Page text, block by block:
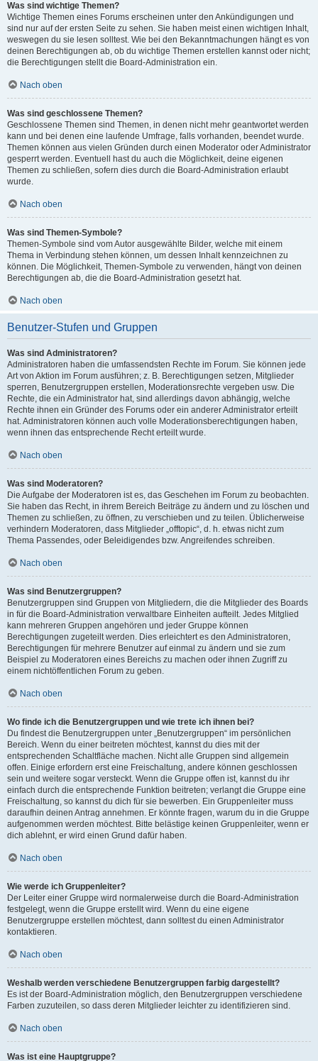
Was sind wichtige Themen?
Wichtige Themen eines Forums erscheinen unter den Ankündigungen und
sind nur auf der ersten Seite zu sehen. Sie haben meist einen wichtigen Inhalt,
weswegen du sie lesen solltest. Wie bei den Bekanntmachungen hängt es von
deinen Berechtigungen ab, ob du wichtige Themen erstellen kannst oder nicht;
die Berechtigungen stellt die Board-Administration ein.
Nach oben
Was sind geschlossene Themen?
Geschlossene Themen sind Themen, in denen nicht mehr geantwortet werden
kann und bei denen eine laufende Umfrage, falls vorhanden, beendet wurde.
Themen können aus vielen Gründen durch einen Moderator oder Administrator
gesperrt werden. Eventuell hast du auch die Möglichkeit, deine eigenen
Themen zu schließen, sofern dies durch die Board-Administration erlaubt
wurde.
Nach oben
Was sind Themen-Symbole?
Themen-Symbole sind vom Autor ausgewählte Bilder, welche mit einem
Thema in Verbindung stehen können, um dessen Inhalt kennzeichnen zu
können. Die Möglichkeit, Themen-Symbole zu verwenden, hängt von deinen
Berechtigungen ab, die die Board-Administration gesetzt hat.
Nach oben
Benutzer-Stufen und Gruppen
Was sind Administratoren?
Administratoren haben die umfassendsten Rechte im Forum. Sie können jede
Art von Aktion im Forum ausführen; z. B. Berechtigungen setzen, Mitglieder
sperren, Benutzergruppen erstellen, Moderationsrechte vergeben usw. Die
Rechte, die ein Administrator hat, sind allerdings davon abhängig, welche
Rechte ihnen ein Gründer des Forums oder ein anderer Administrator erteilt
hat. Administratoren können auch volle Moderationsberechtigungen haben,
wenn ihnen das entsprechende Recht erteilt wurde.
Nach oben
Was sind Moderatoren?
Die Aufgabe der Moderatoren ist es, das Geschehen im Forum zu beobachten.
Sie haben das Recht, in ihrem Bereich Beiträge zu ändern und zu löschen und
Themen zu schließen, zu öffnen, zu verschieben und zu teilen. Üblicherweise
verhindern Moderatoren, dass Mitglieder „offtopic“, d. h. etwas nicht zum
Thema Passendes, oder Beleidigendes bzw. Angreifendes schreiben.
Nach oben
Was sind Benutzergruppen?
Benutzergruppen sind Gruppen von Mitgliedern, die die Mitglieder des Boards
in für die Board-Administration verwaltbare Einheiten aufteilt. Jedes Mitglied
kann mehreren Gruppen angehören und jeder Gruppe können
Berechtigungen zugeteilt werden. Dies erleichtert es den Administratoren,
Berechtigungen für mehrere Benutzer auf einmal zu ändern und sie zum
Beispiel zu Moderatoren eines Bereichs zu machen oder ihnen Zugriff zu
einem nichtöffentlichen Forum zu geben.
Nach oben
Wo finde ich die Benutzergruppen und wie trete ich ihnen bei?
Du findest die Benutzergruppen unter „Benutzergruppen“ im persönlichen
Bereich. Wenn du einer beitreten möchtest, kannst du dies mit der
entsprechenden Schaltfläche machen. Nicht alle Gruppen sind allgemein
offen. Einige erfordern erst eine Freischaltung, andere können geschlossen
sein und weitere sogar versteckt. Wenn die Gruppe offen ist, kannst du ihr
einfach durch die entsprechende Funktion beitreten; verlangt die Gruppe eine
Freischaltung, so kannst du dich für sie bewerben. Ein Gruppenleiter muss
daraufhin deinen Antrag annehmen. Er könnte fragen, warum du in die Gruppe
aufgenommen werden möchtest. Bitte belästige keinen Gruppenleiter, wenn er
dich ablehnt, er wird einen Grund dafür haben.
Nach oben
Wie werde ich Gruppenleiter?
Der Leiter einer Gruppe wird normalerweise durch die Board-Administration
festgelegt, wenn die Gruppe erstellt wird. Wenn du eine eigene
Benutzergruppe erstellen möchtest, dann solltest du einen Administrator
kontaktieren.
Nach oben
Weshalb werden verschiedene Benutzergruppen farbig dargestellt?
Es ist der Board-Administration möglich, den Benutzergruppen verschiedene
Farben zuzuteilen, so dass deren Mitglieder leichter zu identifizieren sind.
Nach oben
Was ist eine Hauptgruppe?